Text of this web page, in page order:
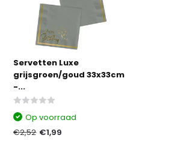
Servetten Luxe
grijsgroen/goud 33x33cm
-...
Op voorraad
€2,52 €1,99